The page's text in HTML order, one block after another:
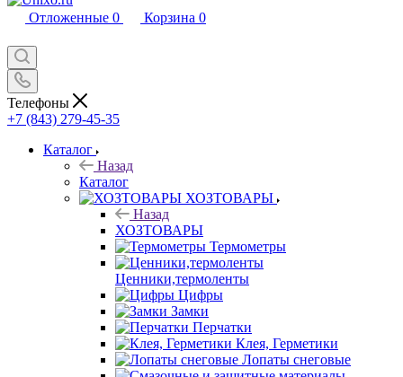
Отложенные 0 Корзина 0
Телефоны
+7 (843) 279-45-35
Каталог
Назад
Каталог
ХОЗТОВАРЫ
Назад
ХОЗТОВАРЫ
Термометры
Ценники,термоленты
Цифры
Замки
Перчатки
Клея, Герметики
Лопаты снеговые